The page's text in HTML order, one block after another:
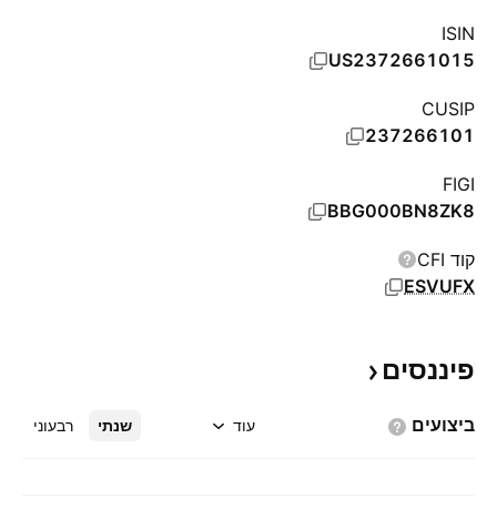
ISIN
US2372661015
CUSIP
237266101
FIGI
BBG000BN8ZK8
קוד CFI
ESVUFX
פיננסים
ביצועים שנתי רבעוני עוד